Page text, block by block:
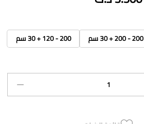
خلال
200 - 200 + 30 سم
200 - 120 + 30 سم